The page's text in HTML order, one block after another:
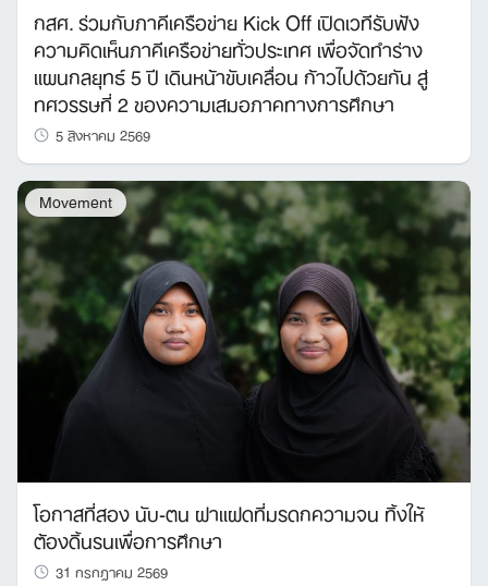
กสศ. ร่วมกับภาคีเครือข่าย Kick Off เปิดเวทีรับฟัง
ความคิดเห็นภาคีเครือข่ายทั่วประเทศ เพื่อจัดทำร่าง
แผนกลยุทธ์ 5 ปี เดินหน้าขับเคลื่อน ก้าวไปด้วยกัน สู่
ทศวรรษที่ 2 ของความเสมอภาคทางการศึกษา
5 สิงหาคม 2569
Movement
โอกาสที่สอง นับ-ตน ฝาแฝดที่มรดกความจน ทิ้งให้
ต้องดิ้นรนเพื่อการศึกษา
31 กรกฎาคม 2569